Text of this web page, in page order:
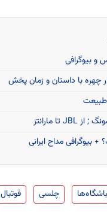
و بیوگرافی
چهره با داستان و زمان پخش
طبیعت
بیوگرافی مداح ایرانی
چلسی فوتبال